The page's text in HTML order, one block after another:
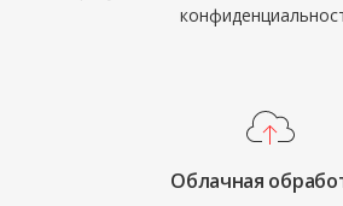
Облачная